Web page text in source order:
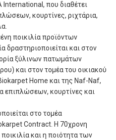
International, που διαθέτει
κουρτίνες, ριχτάρια,
ποικιλία προϊόντων
δραστηριοποιείται και στον
ξύλινων πατωμάτων
και στον τομέα του οικιακού
Home και της Naf-Naf,
επιπλώσεων, κουρτίνες και
στο τομέα
Contract. Η 70χρονη
και η ποιότητα των